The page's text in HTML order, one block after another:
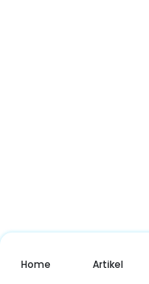
Home Artikel